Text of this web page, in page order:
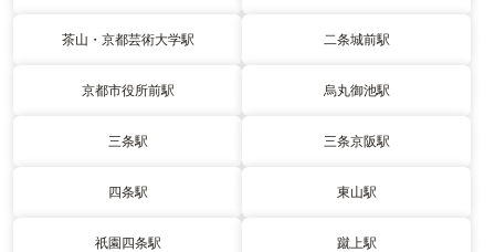
茶山・京都芸術大学駅 二条城前駅
京都市役所前駅 烏丸御池駅
三条駅 三条京阪駅
四条駅 東山駅
祇園四条駅 蹴上駅